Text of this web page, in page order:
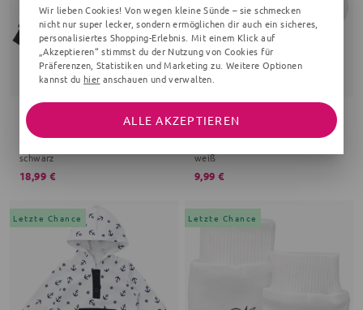
BABY SWEETS
Hoodie Junges Gemüse Grüße, Gemüse
schwarz
18,99 €
BABY SWEETS
Schuhe Elefant Little Elephant
weiß
9,99 €
Letzte Chance Letzte Chance
Wir lieben Cookies! Von wegen kleine Sünde – sie schmecken
nicht nur super lecker, sondern ermöglichen dir auch ein sicheres,
personalisiertes Shopping-Erlebnis. Mit einem Klick auf
„Akzeptieren“ stimmst du der Nutzung von Cookies für
Präferenzen, Statistiken und Marketing zu. Weitere Optionen
kannst du hier anschauen und verwalten.
ALLE AKZEPTIEREN